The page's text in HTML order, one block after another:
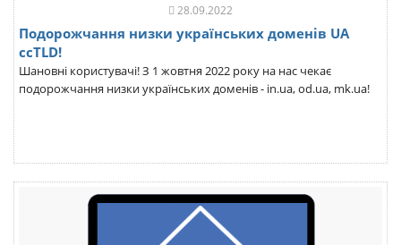
28.09.2022
Подорожчання низки українських доменів UA
ccTLD!
Шановні користувачі! З 1 жовтня 2022 року на нас чекає
подорожчання низки українських доменів - in.ua, od.ua, mk.ua!